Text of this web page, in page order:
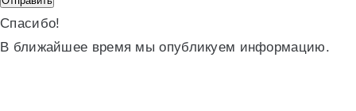
Спасибо!
В ближайшее время мы опубликуем информацию.